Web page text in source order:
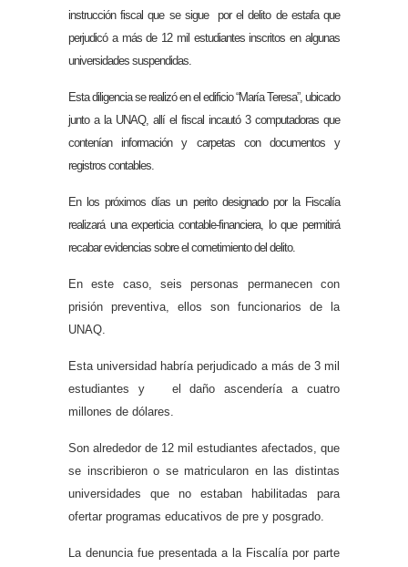
instrucción fiscal que se sigue por el delito de estafa que
perjudicó a más de 12 mil estudiantes inscritos en algunas
universidades suspendidas.
Esta diligencia se realizó en el edificio “María Teresa”, ubicado
junto a la UNAQ, allí el fiscal incautó 3 computadoras que
contenían información y carpetas con documentos y
registros contables.
En los próximos días un perito designado por la Fiscalía
realizará una experticia contable-financiera, lo que permitirá
recabar evidencias sobre el cometimiento del delito.
En este caso, seis personas permanecen con
prisión preventiva, ellos son funcionarios de la
UNAQ.
Esta universidad habría perjudicado a más de 3 mil
estudiantes y el daño ascendería a cuatro
millones de dólares.
Son alrededor de 12 mil estudiantes afectados, que
se inscribieron o se matricularon en las distintas
universidades que no estaban habilitadas para
ofertar programas educativos de pre y posgrado.
La denuncia fue presentada a la Fiscalía por parte